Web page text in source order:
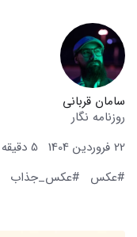
سامان قربانی
روزنامه نگار
22 فروردین 1404
5 دقیقه زمان مطالعه
#عکس
#عکس_جذاب